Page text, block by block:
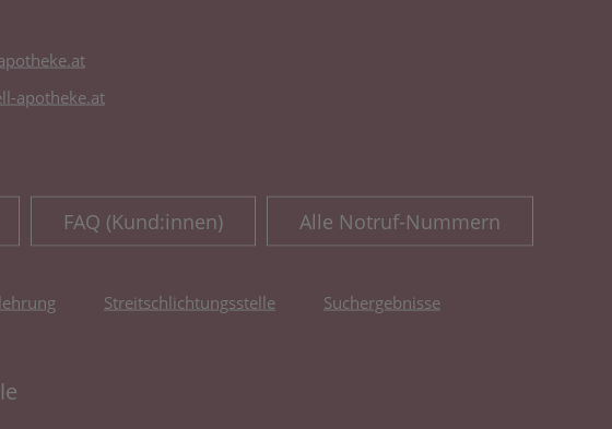
apotheke.at
FAQ (Kund:innen) Alle Notruf-Nummern
Streitschlichtungsstelle Suchergebnisse